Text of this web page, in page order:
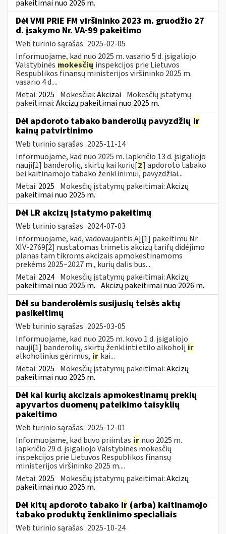
pakeitimai nuo 2026 m.
Dėl VMI PRIE FM viršininko 2023 m. gruodžio 27
d. įsakymo Nr. VA-99 pakeitimo
Web turinio sąrašas 2025-02-05
Informuojame, kad nuo 2025 m. vasario 5 d. įsigaliojo
Valstybinės mokesčių inspekcijos prie Lietuvos
Respublikos finansų ministerijos viršininko 2025 m.
vasario 4 d....
Metai: 2025 Mokesčiai:Akcizai Mokesčių įstatymų
pakeitimai:Akcizų pakeitimai nuo 2025 m.
Dėl apdoroto tabako banderolių pavyzdžių ir
kainų patvirtinimo
Web turinio sąrašas 2025-11-14
Informuojame, kad nuo 2025 m. lapkričio 13 d. įsigaliojo
nauji[1] banderolių, skirtų kai kurių[2] apdoroto tabako
bei kaitinamojo tabako ženklinimui, pavyzdžiai...
Metai: 2025 Mokesčių įstatymų pakeitimai:Akcizų
pakeitimai nuo 2025 m.
Dėl LR akcizų įstatymo pakeitimų
Web turinio sąrašas 2024-07-03
Informuojame, kad, vadovaujantis AĮ[1] pakeitimu Nr.
XIV-2769[2] nustatomas trimetis akcizų tarifų didėjimo
planas tam tikroms akcizais apmokestinamoms
prekėms 2025–2027 m., kurių dalis bus...
Metai: 2024 Mokesčių įstatymų pakeitimai:Akcizų
pakeitimai nuo 2025 m. Akcizų pakeitimai nuo 2026 m.
Dėl su banderolėmis susijusių teisės aktų
pasikeitimų
Web turinio sąrašas 2025-03-05
Informuojame, kad nuo 2025 m. kovo 1 d. įsigaliojo
nauji[1] banderolių, skirtų ženklinti etilo alkoholį ir
alkoholinius gėrimus, ir kai...
Metai: 2025 Mokesčių įstatymų pakeitimai:Akcizų
pakeitimai nuo 2025 m.
Dėl kai kurių akcizais apmokestinamų prekių
apyvartos duomenų pateikimo taisyklių
pakeitimo
Web turinio sąrašas 2025-12-01
Informuojame, kad buvo priimtas ir nuo 2025 m.
lapkričio 29 d. įsigaliojo Valstybinės mokesčių
inspekcijos prie Lietuvos Respublikos finansų
ministerijos viršininko 2025 m....
Metai: 2025 Mokesčių įstatymų pakeitimai:Akcizų
pakeitimai nuo 2025 m.
Dėl kitų apdoroto tabako ir (arba) kaitinamojo
tabako produktų ženklinimo specialiais
Web turinio sąrašas 2025-10-24